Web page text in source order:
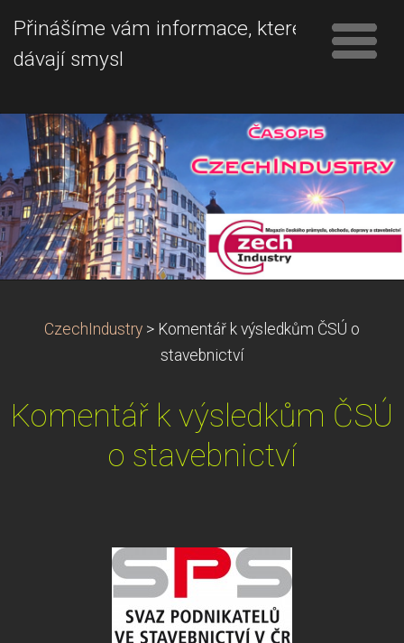
Přinášíme vám informace, které
dávají smysl
CzechIndustry > Komentář k výsledkům ČSÚ o
stavebnictví
Komentář k výsledkům ČSÚ
o stavebnictví